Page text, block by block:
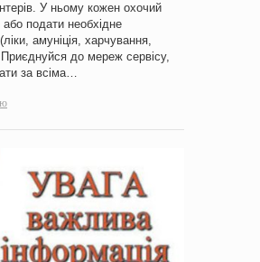
У ньому кожен охочий
подати необхідне
амуніція, харчування,
до мереж сервісу,
за всіма…